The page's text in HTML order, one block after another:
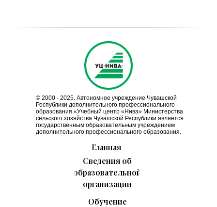
© 2000 - 2025. Автономное учреждение Чувашской
Республики дополнительного профессионального
образования «Учебный центр «Нива» Министерства
сельского хозяйства Чувашской Республики является
государственным образовательным учреждением
дополнительного профессионального образования.
Главная
Сведения об
образовательной
организации
Обучение